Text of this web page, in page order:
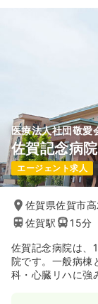
医療法人社団敬愛
佐賀記念病院
エージェント求人
佐賀県佐賀市
佐賀駅
15分
佐賀記念病院は、
院です。一般病棟
科・心臓リハに強